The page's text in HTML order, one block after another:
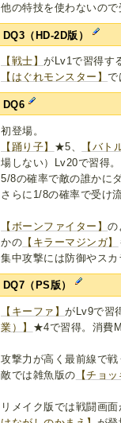
他の特技を使わないので
DQ3（HD-2D版）
【戦士】がLv1で習得す
【はぐれモンスター】で
DQ6
初登場。
【踊り子】 ★5、 【バト
場しない）Lv20で習得。
5/8の確率で敵の誰かに
さらに1/8の確率で受け
【ボーンファイター】の
かの 【キラーマジンガ】
集中攻撃には防御やス
DQ7（PS版）
【キーファ】がLv9で習
業）】 ★4で習得。消費
攻撃力が高く最前線で
敵では雑魚版の 【チョ
リメイク版では戦闘画